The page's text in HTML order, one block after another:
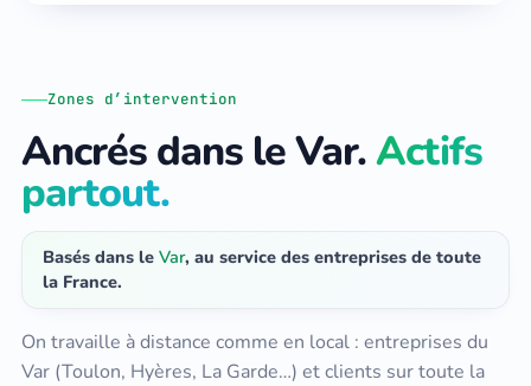
Zones d’intervention
Ancrés dans le Var.Actifs
partout.
Basés dans le Var, au service des entreprises de toute
la France.
On travaille à distance comme en local : entreprises du
Var (Toulon, Hyères, La Garde…) et clients sur toute la